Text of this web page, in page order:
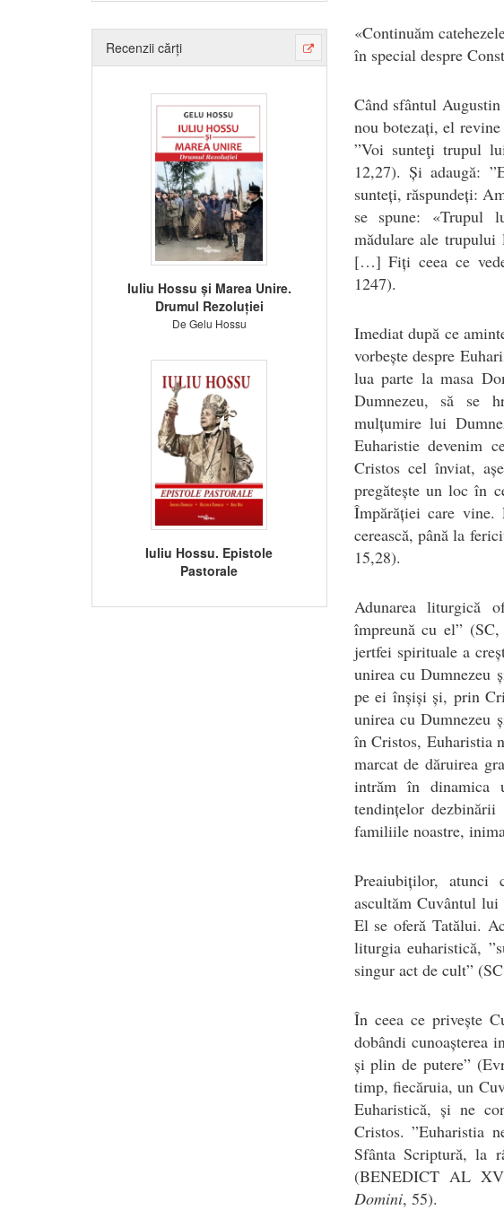
Recenzii cărți
Iuliu Hossu și Marea Unire.
Drumul Rezoluției
De Gelu Hossu
Iuliu Hossu. Epistole
Pastorale
«Continuăm
în special despre
Când sfântul
nou botezați, el
”Voi sunteţi trupul
12,27). Și adaugă:
sunteți, răspundeți:
se spune: «Trupul
mădulare ale
[…] Fiți ceea ce
1247).
Imediat după ce
vorbește despre
lua parte la masa
Dumnezeu, să se
mulțumire lui
Euharistie devenim
Cristos cel înviat,
pregătește un loc în
Împărăției care vine.
cerească, până la
15,28).
Adunarea liturgică
împreună cu el”
jertfei spirituale a
unirea cu Dumnezeu
pe ei înșiși și, prin
unirea cu Dumnezeu
în Cristos, Euharistia
marcat de dăruirea
intrăm în dinamica
tendințelor dezbinării
familiile noastre,
Preaiubiților, atunci
ascultăm Cuvântul
El se oferă Tatălui.
liturgia euharistică,
singur act de cult”
În ceea ce privește
dobândi cunoașterea
și plin de putere”
timp, fiecăruia, un
Euharistică, și ne
Cristos. ”Euharistia
Sfânta Scriptură, la
(BENEDICT AL
Domini, 55).